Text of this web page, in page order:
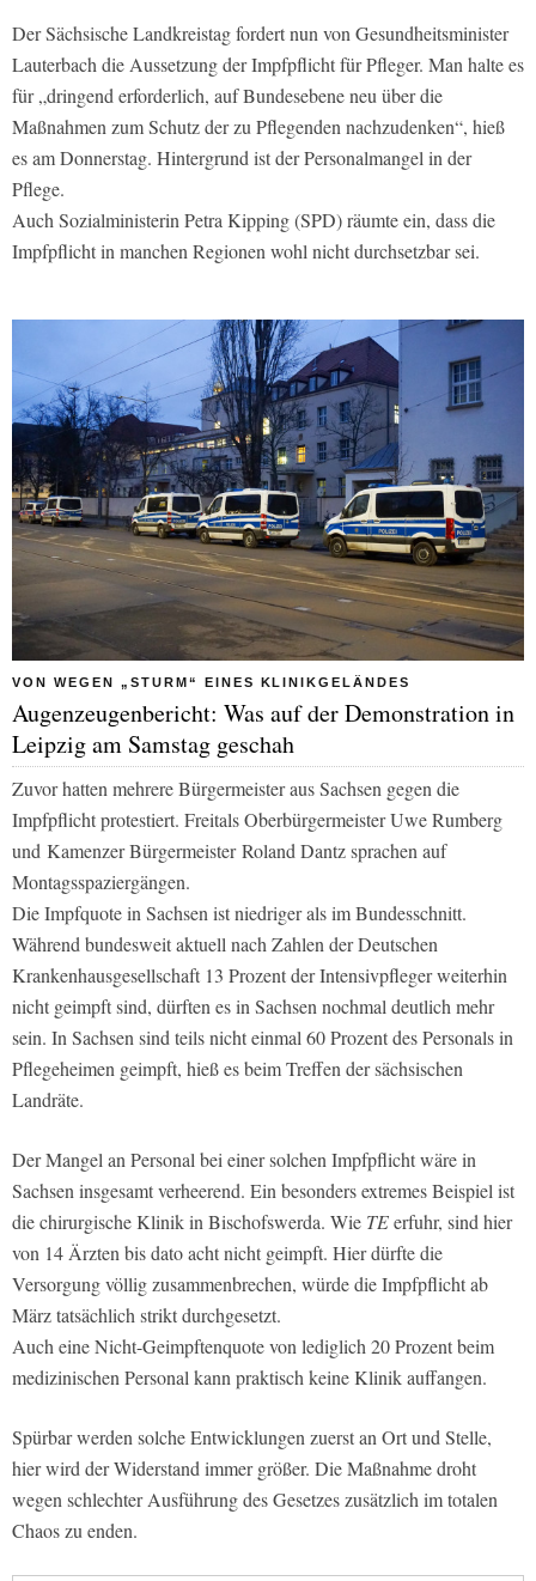
Der Sächsische Landkreistag fordert nun von Gesundheitsminister
Lauterbach die Aussetzung der Impfpflicht für Pfleger. Man halte es
für „dringend erforderlich, auf Bundesebene neu über die
Maßnahmen zum Schutz der zu Pflegenden nachzudenken“, hieß
es am Donnerstag. Hintergrund ist der Personalmangel in der
Pflege.
Auch Sozialministerin Petra Kipping (SPD) räumte ein, dass die
Impfpflicht in manchen Regionen wohl nicht durchsetzbar sei.
VON WEGEN „STURM“ EINES KLINIKGELÄNDES
Augenzeugenbericht: Was auf der Demonstration in
Leipzig am Samstag geschah
Zuvor hatten mehrere Bürgermeister aus Sachsen gegen die
Impfpflicht protestiert. Freitals Oberbürgermeister Uwe Rumberg
und Kamenzer Bürgermeister Roland Dantz sprachen auf
Montagsspaziergängen.
Die Impfquote in Sachsen ist niedriger als im Bundesschnitt.
Während bundesweit aktuell nach Zahlen der Deutschen
Krankenhausgesellschaft 13 Prozent der Intensivpfleger weiterhin
nicht geimpft sind, dürften es in Sachsen nochmal deutlich mehr
sein. In Sachsen sind teils nicht einmal 60 Prozent des Personals in
Pflegeheimen geimpft, hieß es beim Treffen der sächsischen
Landräte.
Der Mangel an Personal bei einer solchen Impfpflicht wäre in
Sachsen insgesamt verheerend. Ein besonders extremes Beispiel ist
die chirurgische Klinik in Bischofswerda. Wie TEerfuhr, sind hier
von 14 Ärzten bis dato acht nicht geimpft. Hier dürfte die
Versorgung völlig zusammenbrechen, würde die Impfpflicht ab
März tatsächlich strikt durchgesetzt.
Auch eine Nicht-Geimpftenquote von lediglich 20 Prozent beim
medizinischen Personal kann praktisch keine Klinik auffangen.
Spürbar werden solche Entwicklungen zuerst an Ort und Stelle,
hier wird der Widerstand immer größer. Die Maßnahme droht
wegen schlechter Ausführung des Gesetzes zusätzlich im totalen
Chaos zu enden.